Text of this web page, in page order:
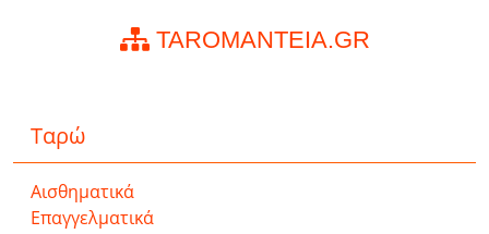
TAROMANTEIA.GR
Ταρώ
Αισθηματικά
Επαγγελματικά